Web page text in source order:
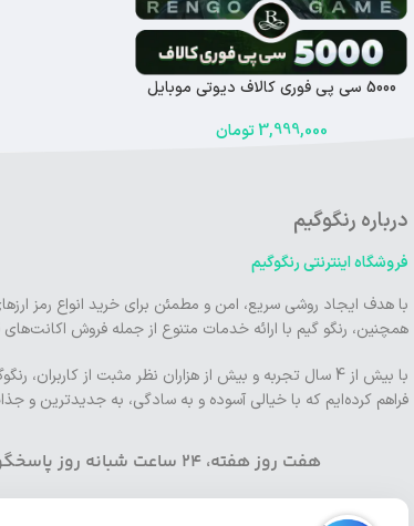
5000 سی پی فوری کالاف دیوتی موبایل
3,999,000تومان
درباره رنگوگیم
فروشگاه اینترنتی رنگوگیم
با هدف ایجاد روشی سریع، امن و مطمئن برای خرید انواع رمز
همچنین، رنگو گیم با ارائه خدمات متنوع از جمله فروش
با بیش از 4 سال تجربه و بیش از هزاران نظر مثبت از
فراهم کرده‌ایم که با خیالی آسوده و به سادگی، به جدیدترین و
هفت روز هفته، 24 ساعت شبانه روز پاسخگو شما هستیم شماره تماس: 6000000-021 آدرس ایمیل:in@rengogame.com